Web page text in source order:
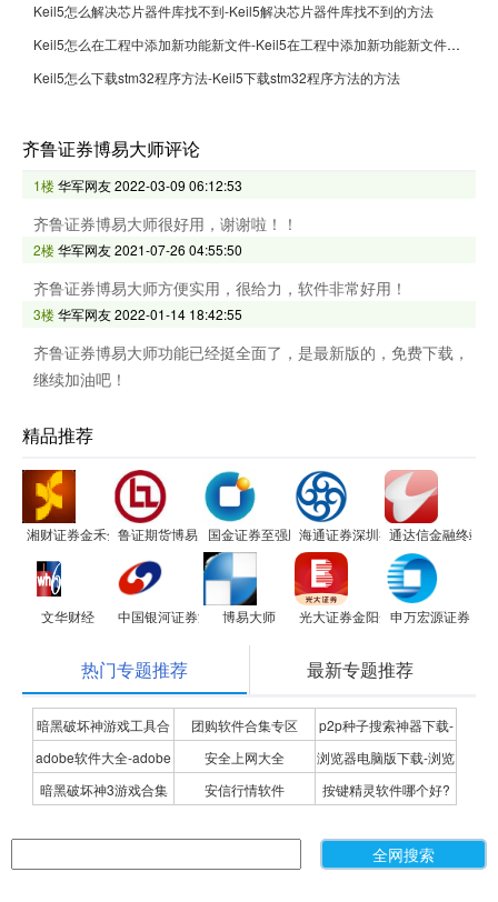
Keil5怎么解决芯片器件库找不到-Keil5解决芯片器件库找不到的方法
Keil5怎么在工程中添加新功能新文件-Keil5在工程中添加新功能新文件的方法
Keil5怎么下载stm32程序方法-Keil5下载stm32程序方法的方法
齐鲁证券博易大师评论
1楼华军网友2022-03-09 06:12:53
齐鲁证券博易大师很好用，谢谢啦！！
2楼华军网友2021-07-26 04:55:50
齐鲁证券博易大师方便实用，很给力，软件非常好用！
3楼华军网友2022-01-14 18:42:55
齐鲁证券博易大师功能已经挺全面了，是最新版的，免费下载，
继续加油吧！
精品推荐
湘财证券金禾金融分析终端
鲁证期货博易大师国金证券至强版海通证券深圳福华三路证券营业
通达信金融终端
文华财经 中国银河证券海王星版博易大师 光大证券金阳光卓越版申万宏源证券
热门专题推荐 最新专题推荐
暗黑破坏神游戏工具合
集
团购软件合集专区
p2p种子搜索神器下载-
P2P种子搜索神器专题
adobe软件大全-adobe
全系列软件下载-adobe
安全上网大全
浏览器电脑版下载-浏览
器下载合集
暗黑破坏神3游戏合集 安信行情软件
按键精灵软件哪个好?